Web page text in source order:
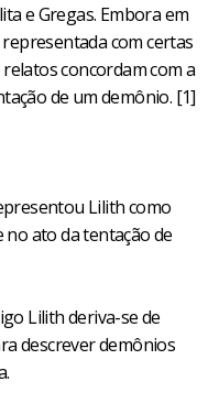
e Gregas. Embora em
com certas
concordam com a
de um demônio. [1]
Lilith como
ato da tentação de
Lilith deriva-se de
descrever demônios